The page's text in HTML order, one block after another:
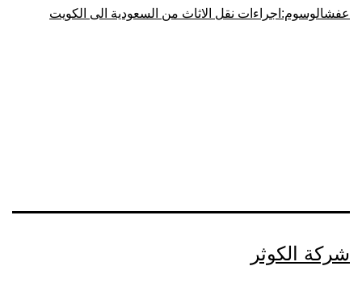
عفشالوسوم:اجراءات نقل الاثاث من السعودية الى الكويت
شركة الكوثر